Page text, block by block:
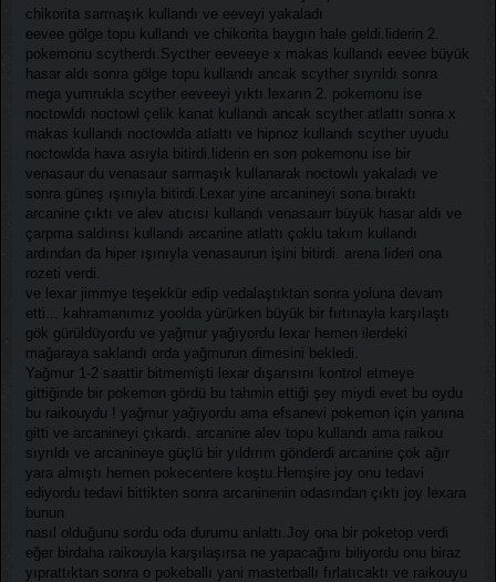
chikorita sarmaşık kullandı ve eeveyi yakaladı
eevee gölge topu kullandı ve chikorita baygın hale geldi.liderin 2.
pokemonu scytherdı.Sycther eeveeye x makas kullandı eevee büyük
hasar aldı sonra gölge topu kullandı ancak scyther sıyrıldı sonra
mega yumrukla scyther eeveeyi yıktı.lexarın 2. pokemonu ise
noctowldı noctowl çelik kanat kullandı ancak scyther atlattı sonra x
makas kullandı noctowlda atlattı ve hipnoz kullandı scyther uyudu
noctowlda hava asıyla bitirdi.liderin en son pokemonu ise bir
venasaur du venasaur sarmaşık kullanarak noctowlı yakaladı ve
sonra güneş ışınıyla bitirdi.Lexar yine arcanineyi sona bıraktı
arcanine çıktı ve alev atıcısı kullandı venasaurr büyük hasar aldı ve
çarpma saldırısı kullandı arcanine atlattı çoklu takım kullandı
ardından da hiper ışınıyla venasaurun işini bitirdi. arena lideri ona
rozeti verdi.
ve lexar jimmye teşekkür edip vedalaştıktan sonra yoluna devam
etti... kahramanımız yoolda yürürken büyük bir fırtınayla karşılaştı
gök gürüldüyordu ve yağmur yağıyordu lexar hemen ilerdeki
mağaraya saklandı orda yağmurun dimesini bekledi.
Yağmur 1-2 saattir bitmemişti lexar dışarısını kontrol etmeye
gittiğinde bir pokemon gördü bu tahmin ettiği şey miydi evet bu oydu
bu raikouydu ! yağmur yağıyordu ama efsanevi pokemon için yanına
gitti ve arcanineyi çıkardı. arcanine alev topu kullandı ama raikou
sıyrıldı ve arcanineye güçlü bir yıldırım gönderdi arcanine çok ağır
yara almıştı hemen pokecentere koştu.Hemşire joy onu tedavi
ediyordu tedavi bittikten sonra arcaninenin odasından çıktı joy lexara
bunun
nasıl olduğunu sordu oda durumu anlattı.Joy ona bir poketop verdi
eğer birdaha raikouyla karşılaşırsa ne yapacağını biliyordu onu biraz
yıprattıktan sonra o pokeballı yani masterballı fırlatıcaktı ve raikouyu